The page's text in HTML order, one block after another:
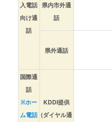
入電話
向け通
話
県内市外通
話
県外通話
国際通
話
※ホー
ム電話
KDDI提供
(ダイヤル通